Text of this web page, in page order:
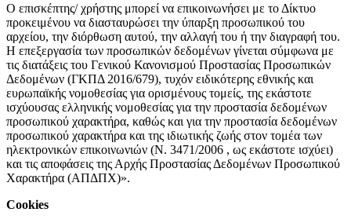
Ο επισκέπτης/ χρήστης μπορεί να επικοινωνήσει με το Δίκτυο
προκειμένου να διασταυρώσει την ύπαρξη προσωπικού του
αρχείου, την διόρθωση αυτού, την αλλαγή του ή την διαγραφή του.
Η επεξεργασία των προσωπικών δεδομένων γίνεται σύμφωνα με
τις διατάξεις του Γενικού Κανονισμού Προστασίας Προσωπικών
Δεδομένων (ΓΚΠΔ 2016/679), τυχόν ειδικότερης εθνικής και
ευρωπαϊκής νομοθεσίας για ορισμένους τομείς, της εκάστοτε
ισχύουσας ελληνικής νομοθεσίας για την προστασία δεδομένων
προσωπικού χαρακτήρα, καθώς και για την προστασία δεδομένων
προσωπικού χαρακτήρα και της ιδιωτικής ζωής στον τομέα των
ηλεκτρονικών επικοινωνιών (Ν. 3471/2006 , ως εκάστοτε ισχύει)
και τις αποφάσεις της Αρχής Προστασίας Δεδομένων Προσωπικού
Χαρακτήρα (ΑΠΔΠΧ)».
Cookies